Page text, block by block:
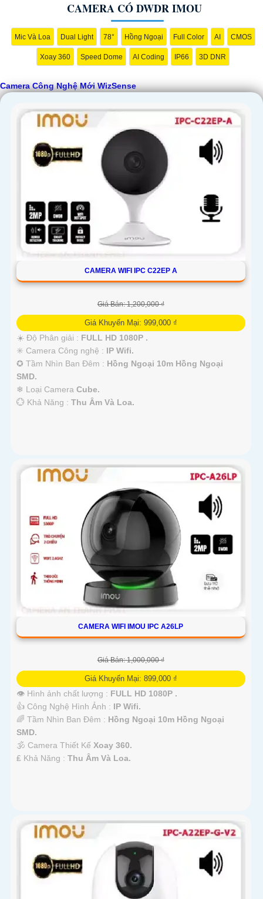
CAMERA CÓ DWDR IMOU
Mic Và Loa Dual Light 78° Hồng Ngoại Full Color AI CMOS
Xoay 360 Speed Dome AI Coding IP66 3D DNR
Camera Công Nghệ Mới WizSense
CAMERA WIFI IPC C22EP A
Giá Bán: 1,200,000 ₫
Giá Khuyến Mại: 999,000 ₫
☀️ Độ Phân giải : FULL HD 1080P .
✳️ Camera Công nghệ : IP Wifi.
✪ Tầm Nhìn Ban Đêm : Hồng Ngoại 10m Hồng Ngoại
SMD.
❄ Loại Camera Cube.
️💮 Khả Năng : Thu Âm Và Loa.
CAMERA WIFI IMOU IPC A26LP
Giá Bán: 1,000,000 ₫
Giá Khuyến Mại: 899,000 ₫
👁 Hình ảnh chất lượng : FULL HD 1080P .
👍 Công Nghệ Hình Ảnh : IP Wifi.
🌈 Tầm Nhìn Ban Đêm : Hồng Ngoại 10m Hồng Ngoại
SMD.
🕉️ Camera Thiết Kế Xoay 360.
️₤ Khả Năng : Thu Âm Và Loa.